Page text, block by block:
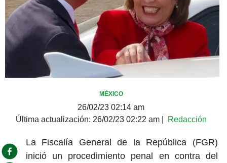
MÉXICO
26/02/23 02:14 am
Última actualización: 26/02/23 02:22 am| Redacción
La Fiscalía General de la República (FGR)
inició un procedimiento penal en contra del